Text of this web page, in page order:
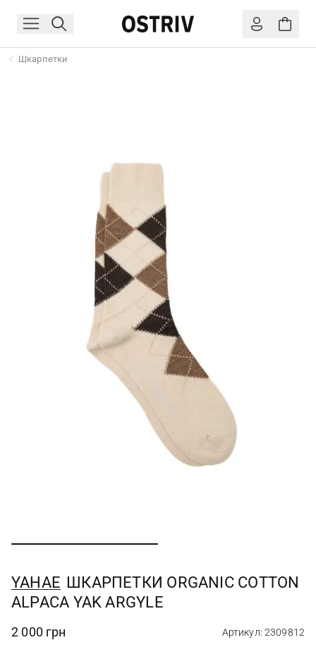
Шкарпетки
YAHAE ШКАРПЕТКИ ORGANIC COTTON
ALPACA YAK ARGYLE
2 000 грн Артикул: 2309812